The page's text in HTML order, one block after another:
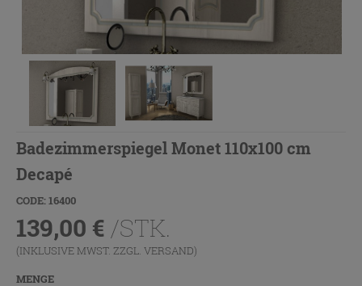
Badezimmerspiegel Monet 110x100 cm
Decapé
CODE: 16400
139,00 € /STK.
(INKLUSIVE MWST. ZZGL. VERSAND)
MENGE